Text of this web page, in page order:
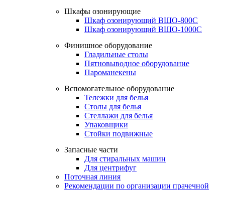
Шкафы озонирующие
Шкаф озонирующий ВШО-800С
Шкаф озонирующий ВШО-1000С
Финишное оборудование
Гладильные столы
Пятновыводное оборудование
Пароманекены
Вспомогательное оборудование
Тележки для белья
Столы для белья
Стеллажи для белья
Упаковщики
Стойки подвижные
Запасные части
Для стиральных машин
Для центрифуг
Поточная линия
Рекомендации по организации прачечной